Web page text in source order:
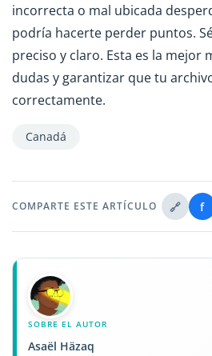
incorrecta o mal ubicada
podría hacerte perder puntos.
preciso y claro. Esta es la mejor
dudas y garantizar que tu
correctamente.
Canadá
COMPARTE ESTE ARTÍCULO 🔗 f
SOBRE EL AUTOR
Asaël Häzaq